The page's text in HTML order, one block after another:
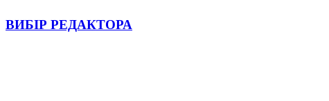
ВИБІР РЕДАКТОРА